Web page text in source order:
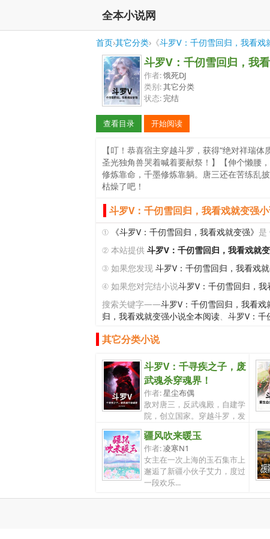
全本小说网
首页›其它分类›《斗罗V：千仞雪回归，我看戏
斗罗V：千仞雪回归，我
作者:饿死DJ
类别:其它分类
状态: 完结
查看目录 开始阅读
【叮！恭喜宿主穿越斗罗，获得“绝对祥瑞
圣光独角兽哭着喊着要献祭！】【伸个懒腰
修炼靠命，千墨修炼靠躺。唐三还在苦练乱
枯燥了吧！
斗罗V：千仞雪回归，我看戏就变强
① 《斗罗V：千仞雪回归，我看戏就变强》 是
② 本站提供 斗罗V：千仞雪回归，我看戏就
③ 如果您发现 斗罗V：千仞雪回归，我看戏
④ 如果您对完结小说斗罗V：千仞雪回归，
搜索关键字——斗罗V：千仞雪回归，我看戏
归，我看戏就变强小说全本阅读、 斗罗V：千
其它分类小说
斗罗V：千寻疾之子，废
武魂杀穿魂界！
作者:星尘布偶
敌对唐三，反武魂殿，自建学
院，创立国家。穿越斗罗，发
疆风吹来暖玉
作者:凌寒N1
女主在一次上海的玉石集市上
邂逅了新疆小伙子艾力，度过
一段欢乐...